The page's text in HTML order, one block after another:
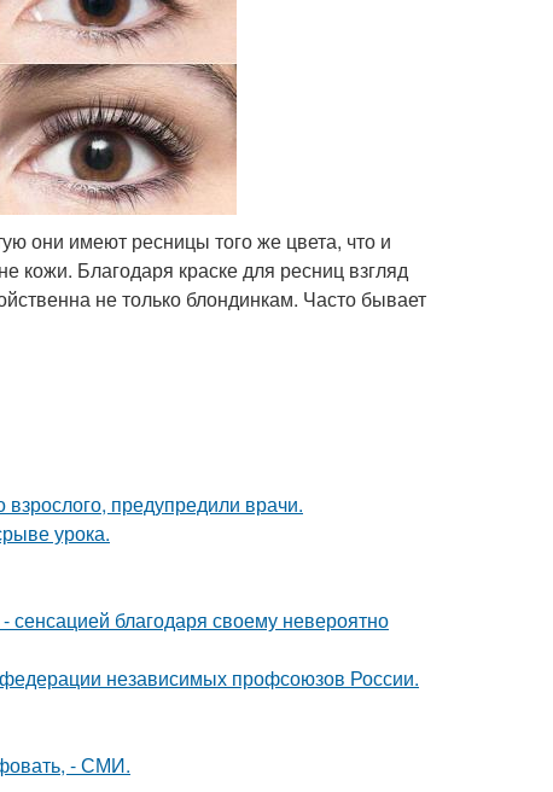
они имеют ресницы того же цвета, что и
кожи. Благодаря краске для ресниц взгляд
не только блондинкам. Часто бывает
предупредили врачи.
урока.
сенсацией благодаря своему невероятно
независимых профсоюзов России.
- СМИ.